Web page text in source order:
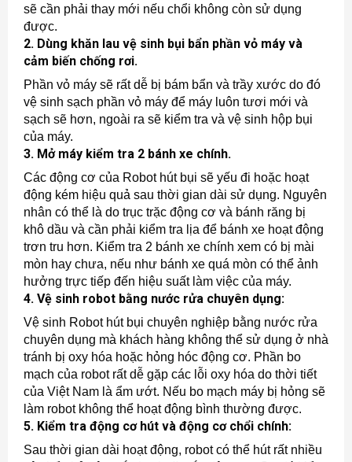
sẽ cần phải thay mới nếu chổi không còn sử dụng
được.
2. Dùng khăn lau vệ sinh bụi bẩn phần vỏ máy và
cảm biến chống rơi.
Phần vỏ máy sẽ rất dễ bị bám bẩn và trầy xước do đó
vệ sinh sạch phần vỏ máy để máy luôn tươi mới và
sạch sẽ hơn, ngoài ra sẽ kiểm tra và vệ sinh hộp bụi
của máy.
3. Mở máy kiểm tra 2 bánh xe chính.
Các động cơ của Robot hút bụi sẽ yếu đi hoặc hoạt
động kém hiệu quả sau thời gian dài sử dụng. Nguyên
nhân có thể là do trục trặc động cơ và bánh răng bị
khô dầu và cần phải kiểm tra lịa để bánh xe hoạt động
trơn tru hơn. Kiểm tra 2 bánh xe chính xem có bị mài
mòn hay chưa, nếu như bánh xe quá mòn có thể ảnh
hưởng trực tiếp đến hiệu suất làm việc của máy.
4. Vệ sinh robot bằng nước rửa chuyên dụng:
Vệ sinh Robot hút bụi chuyên nghiệp bằng nước rửa
chuyên dụng mà khách hàng không thể sử dụng ở nhà
tránh bị oxy hóa hoặc hỏng hóc động cơ. Phần bo
mạch của robot rất dễ gặp các lỗi oxy hóa do thời tiết
của Việt Nam là ẩm ướt. Nếu bo mạch máy bị hỏng sẽ
làm robot không thể hoạt động bình thường được.
5. Kiểm tra động cơ hút và động cơ chổi chính:
Sau thời gian dài hoạt động, robot có thể hút rất nhiều